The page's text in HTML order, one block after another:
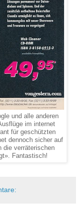
und alle anderen
im internet
für geschützten
dennoch sicher auf
die verräterischen
Fantastisch!